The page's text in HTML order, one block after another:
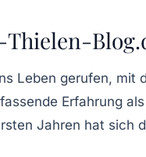
Thielen-
Leben gerufen,
Erfahrung
Jahren hat sich